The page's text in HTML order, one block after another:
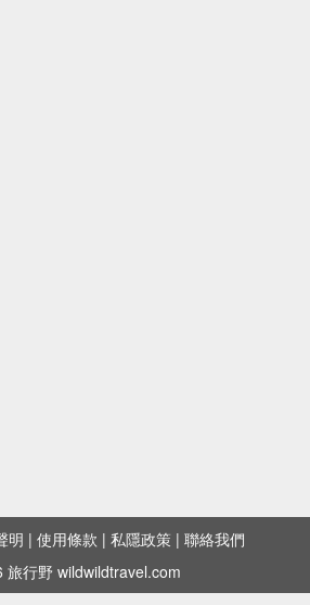
明 | 使用條款 | 私隱政策 | 聯絡我們
旅行野 wildwildtravel.com